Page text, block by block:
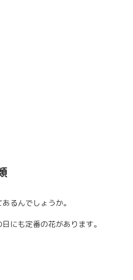
るんでしょうか。
にも定番の花があります。